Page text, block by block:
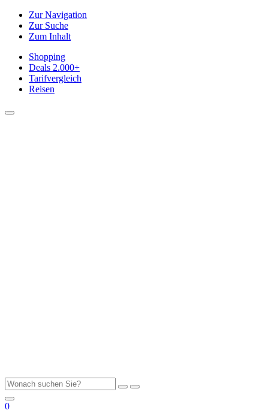
Zur Navigation
Zur Suche
Zum Inhalt
Shopping
Deals 2.000+
Tarifvergleich
Reisen
0